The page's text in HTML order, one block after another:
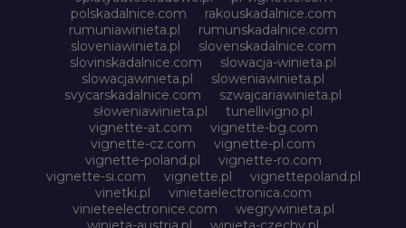
polskadalnice.com
rakouskadalnice.com
rumuniawinieta.pl
rumunskadalnice.com
sloveniawinieta.pl
slovenskadalnice.com
slovinskadalnice.com
slowacja-winieta.pl
slowacjawinieta.pl
sloweniawinieta.pl
svycarskadalnice.com
szwajcariawinieta.pl
słoweniawinieta.pl
tunellivigno.pl
vignette-at.com
vignette-bg.com
vignette-cz.com
vignette-pl.com
vignette-poland.pl
vignette-ro.com
vignette-si.com
vignette.pl
vignettepoland.pl
vinetki.pl
vinietaelectronica.com
vinieteelectronice.com
wegrywinieta.pl